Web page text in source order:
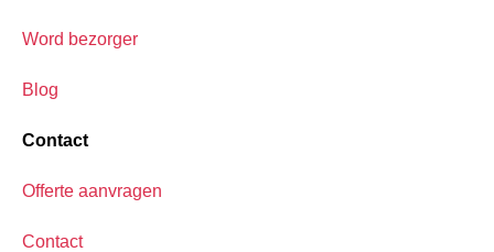
Word bezorger
Blog
Contact
Offerte aanvragen
Contact